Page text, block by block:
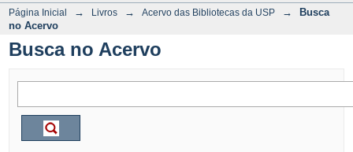
Página Inicial → Livros → Acervo das Bibliotecas da USP →
Busca
no Acervo
Busca no Acervo